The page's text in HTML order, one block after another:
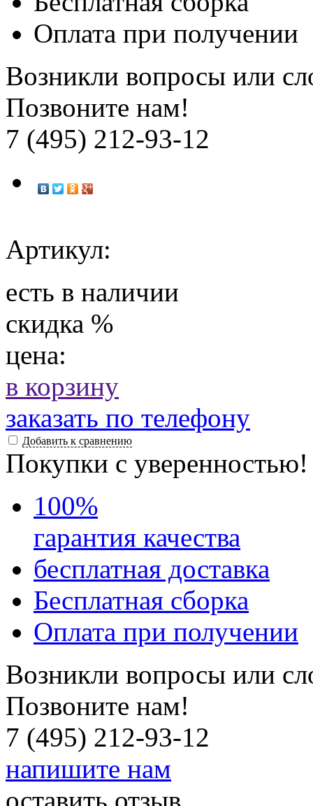
Оплата при получении
Возникли вопросы или
Позвоните нам!
7 (495) 212-93-12
Артикул:
есть в наличии
скидка %
цена:
в корзину
заказать по телефону
Добавить к сравнению
Покупки с уверенностью!
100%
гарантия качества
бесплатная доставка
Бесплатная сборка
Оплата при получении
Возникли вопросы или
Позвоните нам!
7 (495) 212-93-12
напишите нам
оставить отзыв